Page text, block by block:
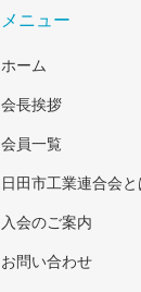
メニュー
ホーム
会長挨拶
会員一覧
日田市工業連合会と
入会のご案内
お問い合わせ